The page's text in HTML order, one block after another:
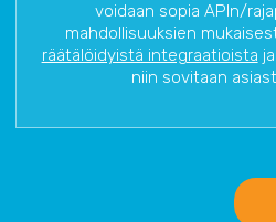
voidaan sopia APIn/
mahdollisuuksien
räätälöidyistä integraatioista
niin sovitaan